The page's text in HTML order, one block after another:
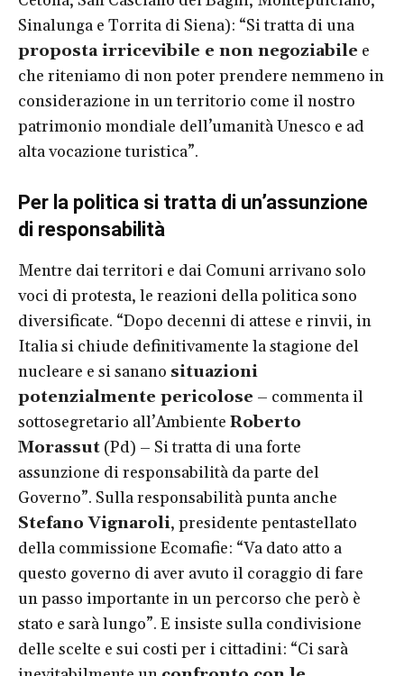
Sinalunga e Torrita di Siena): “Si tratta di una
proposta irricevibile e non negoziabile e
che riteniamo di non poter prendere nemmeno in
considerazione in un territorio come il nostro
patrimonio mondiale dell’umanità Unesco e ad
alta vocazione turistica”.
Per la politica si tratta di un’assunzione
di responsabilità
Mentre dai territori e dai Comuni arrivano solo
voci di protesta, le reazioni della politica sono
diversificate. “Dopo decenni di attese e rinvii, in
Italia si chiude definitivamente la stagione del
nucleare e si sanano situazioni
potenzialmente pericolose – commenta il
sottosegretario all’Ambiente Roberto
Morassut (Pd) – Si tratta di una forte
assunzione di responsabilità da parte del
Governo”. Sulla responsabilità punta anche
Stefano Vignaroli, presidente pentastellato
della commissione Ecomafie: “Va dato atto a
questo governo di aver avuto il coraggio di fare
un passo importante in un percorso che però è
stato e sarà lungo”. E insiste sulla condivisione
delle scelte e sui costi per i cittadini: “Ci sarà